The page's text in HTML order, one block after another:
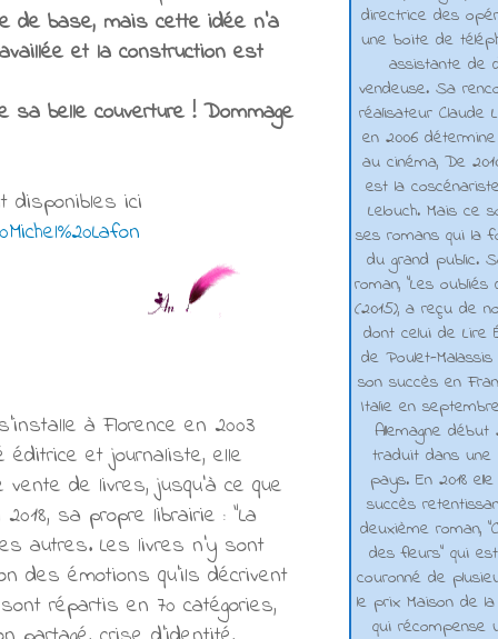
de base, mais cette idée n'a
et la construction est
belle couverture ! Dommage
disponibles ici
à Florence en 2003
et journaliste, elle
de livres, jusqu’à ce que
sa propre librairie : "La
autres. Les livres n’y sont
des émotions qu’ils décrivent
répartis en 70 catégories,
directrice des
une boite de
assistante de
vendeuse. Sa
réalisateur Claude
en 2006
au cinéma, De
est la
Lelouch. Mais ce
ses romans qui la
du grand public.
roman, "Les oubliés
(2015), a reçu de
dont celui de Lire
de Poulet-
son succès en
Italie en
Allemagne début
traduit dans une
pays. En 2018
succès
deuxième roman,
des fleurs" qui
couronné de
le prix Maison de la
qui récompense